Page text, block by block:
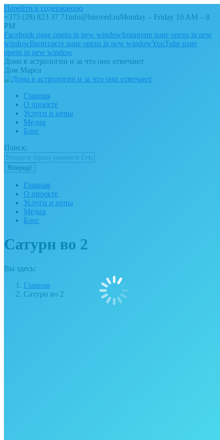
Перейти к содержанию
+375 (29) 823 37 71 info@hiroved.ruMonday – Friday 10 AM – 8
PM
Facebook page opens in new windowInstagram page opens in new
windowВконтакте page opens in new windowYouTube page
opens in new window
Дома в астрологии и за что они отвечают
Дом Марса
Главная
О проекте
Услуги и цены
Медиа
Блог
Поиск:
Главная
О проекте
Услуги и цены
Медиа
Блог
Сатурн во 2
Вы здесь:
Главная
Сатурн во 2